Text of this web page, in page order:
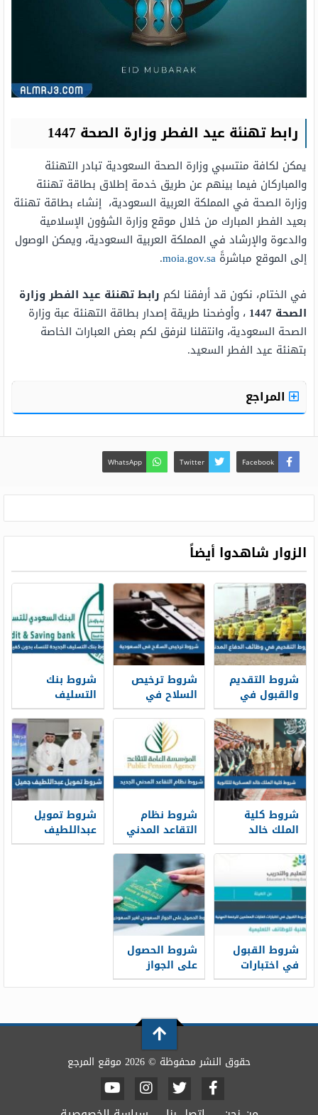
رابط تهنئة عيد الفطر وزارة الصحة 1447
يمكن لكافة منتسبي وزارة الصحة السعودية تبادر التهنئة
والمباركان فيما بينهم عن طريق خدمة إطلاق بطاقة تهنئة
وزارة الصحة في المملكة العربية السعودية، إنشاء بطاقة تهنئة
بعيد الفطر المبارك من خلال موقع وزارة الشؤون الإسلامية
والدعوة والإرشاد في المملكة العربية السعودية، ويمكن الوصول
إلى الموقع مباشرةً moia.gov.sa
.
في الختام، نكون قد أرفقنا لكم رابط تهنئة عيد الفطر وزارة
الصحة 1447
، وأوضحنا طريقة إصدار بطاقة التهنئة عبة وزارة
الصحة السعودية، وانتقلنا لنرفق لكم بعض العبارات الخاصة
بتهنئة عيد الفطر السعيد.
المراجع
Facebook
Twitter
WhatsApp
الزوار شاهدوا أيضاً
شروط التقديم
والقبول في
وظائف الدفاع
المدني 1448
شروط ترخيص
السلاح في
السعودية 1448
شروط بنك
التسليف
الجديدة 1448
للنساء بدون
كفيل
شروط كلية
الملك خالد
العسكرية
للثانوية 1448
شروط نظام
التقاعد المدني
الجديد 1448
شروط تمويل
عبداللطيف
جميل 1448
شروط القبول
في اختبارات
كفايات
1448
شروط الحصول
على الجواز
السعودي لغير
حقوق النشر محفوظة © 2026 موقع المرجع